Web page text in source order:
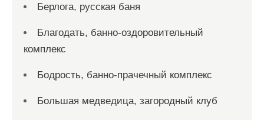
Берлога, русская баня
Благодать, банно-оздоровительный
комплекс
Бодрость, банно-прачечный комплекс
Большая медведица, загородный клуб